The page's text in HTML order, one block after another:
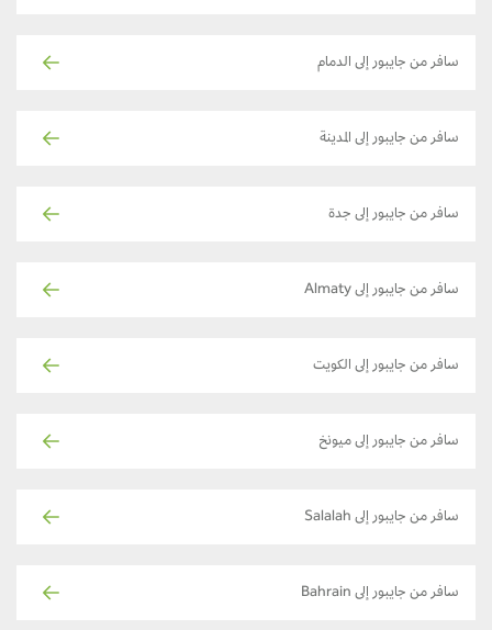
سافر من جايبور إلى الدمام
سافر من جايبور إلى المدينة
سافر من جايبور إلى جدة
سافر من جايبور إلى Almaty
سافر من جايبور إلى الكويت
سافر من جايبور إلى ميونخ
سافر من جايبور إلى Salalah
سافر من جايبور إلى Bahrain